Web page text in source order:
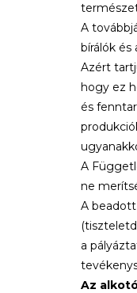
A
bírálók és
Azért
hogy ez
és
A
ne
A
a
Az